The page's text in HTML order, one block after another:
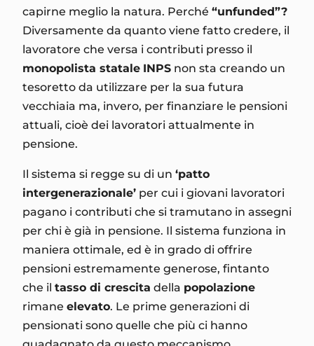
capirne meglio la natura. Perché “unfunded”?
Diversamente da quanto viene fatto credere, il
lavoratore che versa i contributi presso il
monopolista statale INPS non sta creando un
tesoretto da utilizzare per la sua futura
vecchiaia ma, invero, per finanziare le pensioni
attuali, cioè dei lavoratori attualmente in
pensione.
Il sistema si regge su di un ‘patto
intergenerazionale’ per cui i giovani lavoratori
pagano i contributi che si tramutano in assegni
per chi è già in pensione. Il sistema funziona in
maniera ottimale, ed è in grado di offrire
pensioni estremamente generose, fintanto
che il tasso di crescita della popolazione
rimane elevato. Le prime generazioni di
pensionati sono quelle che più ci hanno